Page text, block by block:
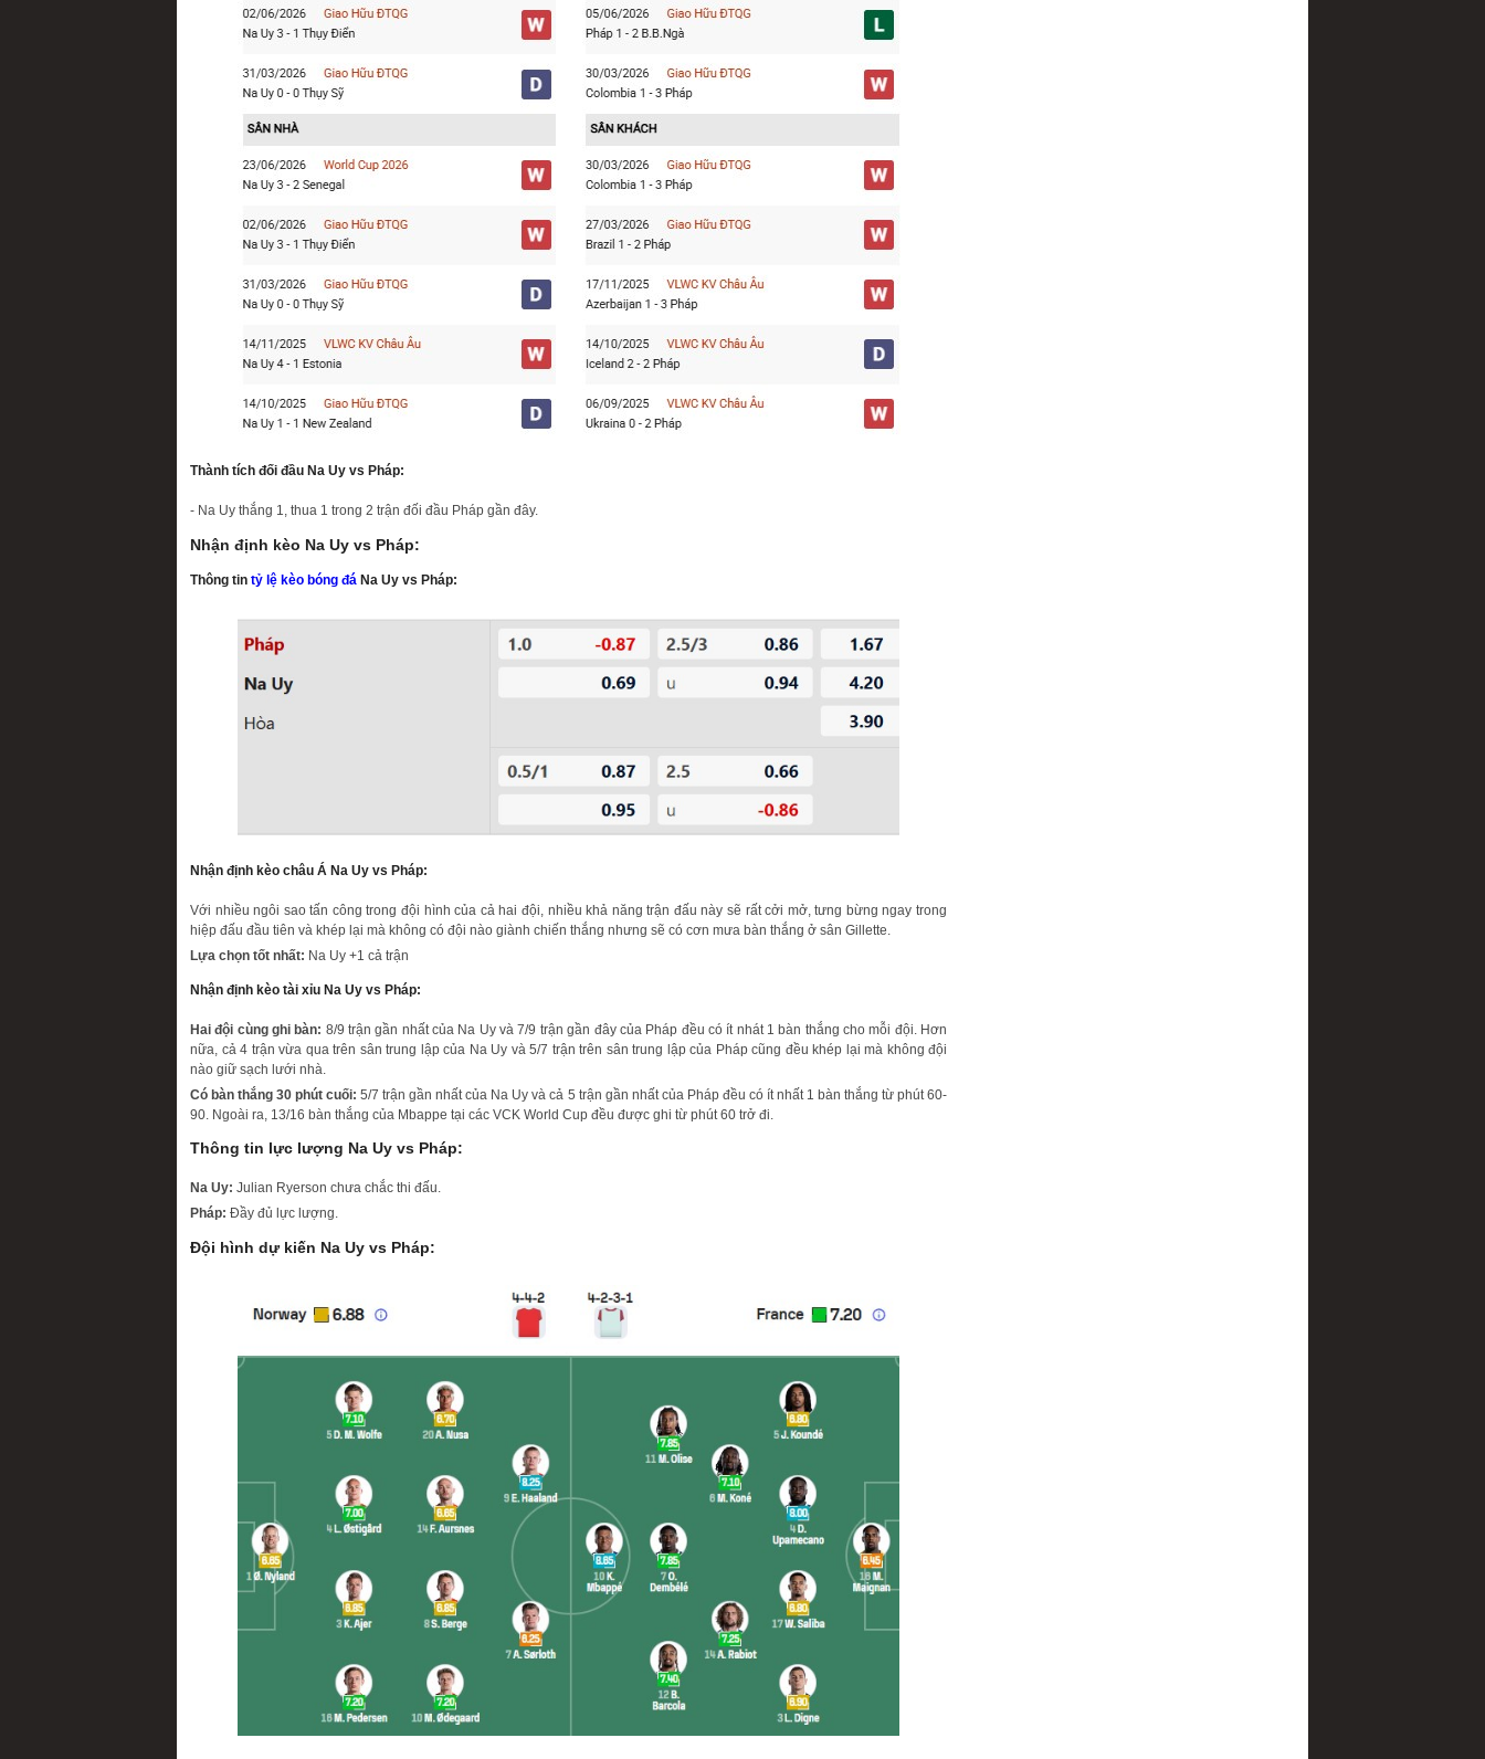
Thành tích đối đầu Na Uy vs Pháp:
- Na Uy thắng 1, thua 1 trong 2 trận đối đầu Pháp gần đây.
Nhận định kèo Na Uy vs Pháp:
Thông tin tỷ lệ kèo bóng đá Na Uy vs Pháp:
Nhận định kèo châu Á Na Uy vs Pháp:
Với nhiều ngôi sao tấn công trong đội hình của cả hai đội, nhiều khả năng trận đấu này sẽ rất cởi mở, tưng bừng ngay trong
hiệp đấu đầu tiên và khép lại mà không có đội nào giành chiến thắng nhưng sẽ có cơn mưa bàn thắng ở sân Gillette.
Lựa chọn tốt nhất: Na Uy +1 cả trận
Nhận định kèo tài xỉu Na Uy vs Pháp:
Hai đội cùng ghi bàn: 8/9 trận gần nhất của Na Uy và 7/9 trận gần đây của Pháp đều có ít nhát 1 bàn thắng cho mỗi đội. Hơn
nữa, cả 4 trận vừa qua trên sân trung lập của Na Uy và 5/7 trận trên sân trung lập của Pháp cũng đều khép lại mà không đội
nào giữ sạch lưới nhà.
Có bàn thắng 30 phút cuối:5/7 trận gần nhất của Na Uy và cả 5 trận gần nhất của Pháp đều có ít nhất 1 bàn thắng từ phút 60-
90. Ngoài ra, 13/16 bàn thắng của Mbappe tại các VCK World Cup đều được ghi từ phút 60 trở đi.
Thông tin lực lượng Na Uy vs Pháp:
Na Uy: Julian Ryerson chưa chắc thi đấu.
Pháp: Đầy đủ lực lượng.
Đội hình dự kiến Na Uy vs Pháp: